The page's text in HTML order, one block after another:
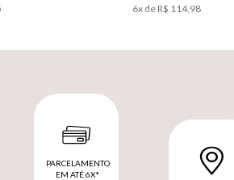
6x de R$ 114,98
PARCELAMENTO
EM ATÉ 6X*